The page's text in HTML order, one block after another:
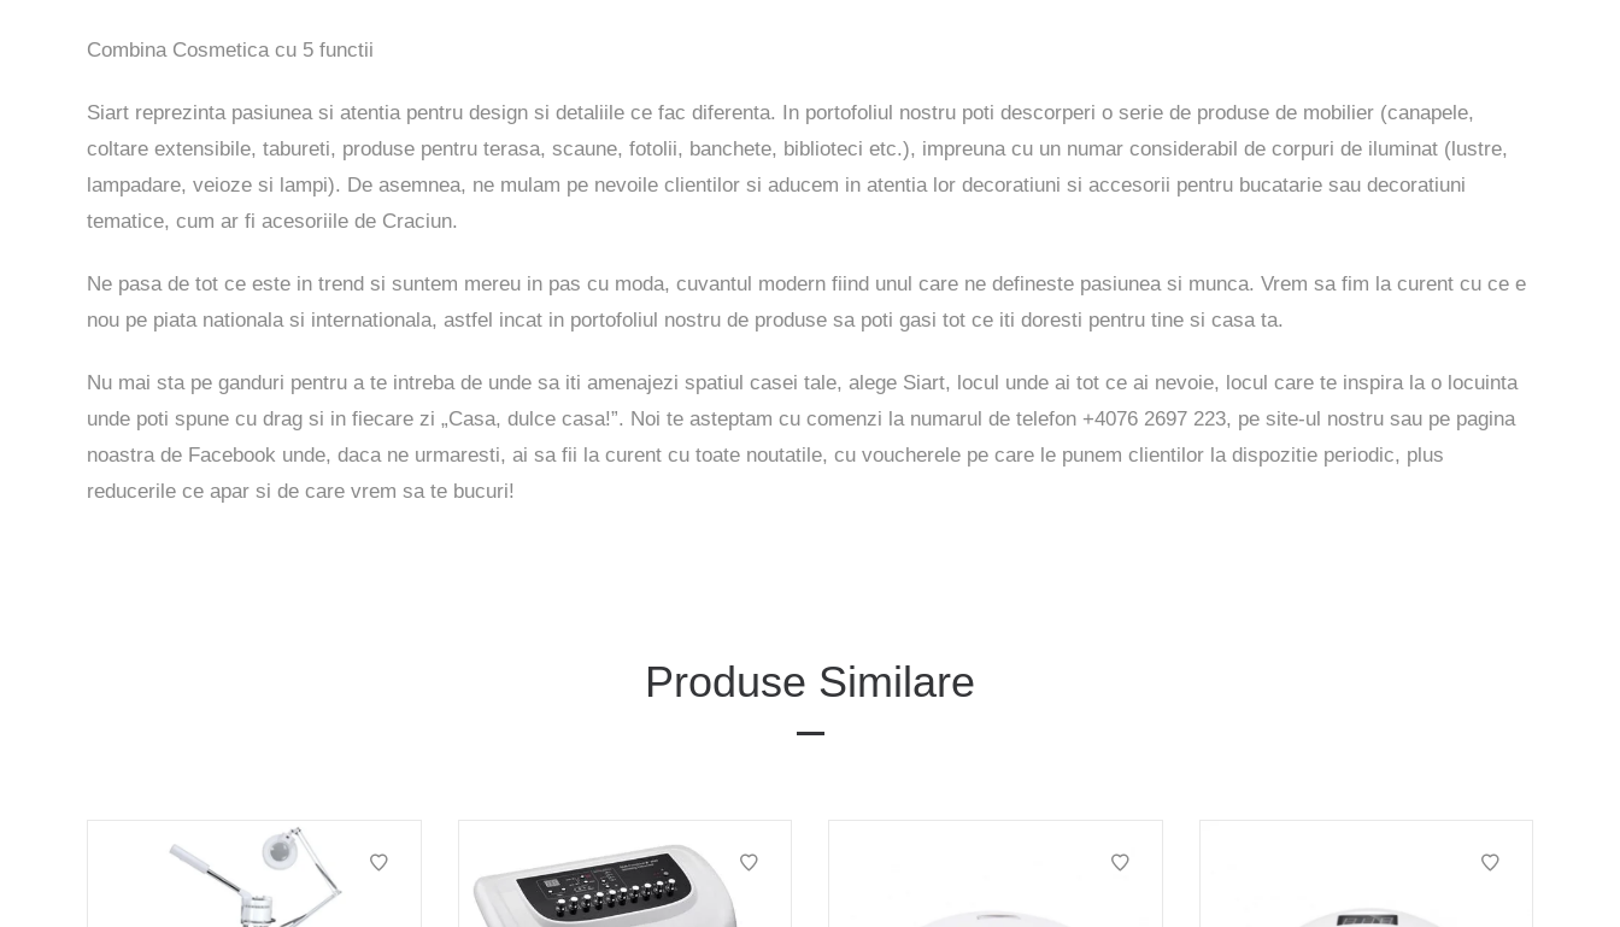
Combina Cosmetica cu 5 functii
Siart reprezinta pasiunea si atentia pentru design si detaliile ce fac diferenta. In portofoliul nostru poti descorperi o serie de produse de mobilier (canapele,
coltare extensibile, tabureti, produse pentru terasa, scaune, fotolii, banchete, biblioteci etc.), impreuna cu un numar considerabil de corpuri de iluminat (lustre,
lampadare, veioze si lampi). De asemnea, ne mulam pe nevoile clientilor si aducem in atentia lor decoratiuni si accesorii pentru bucatarie sau decoratiuni
tematice, cum ar fi acesoriile de Craciun.
Ne pasa de tot ce este in trend si suntem mereu in pas cu moda, cuvantul modern fiind unul care ne defineste pasiunea si munca. Vrem sa fim la curent cu ce e
nou pe piata nationala si internationala, astfel incat in portofoliul nostru de produse sa poti gasi tot ce iti doresti pentru tine si casa ta.
Nu mai sta pe ganduri pentru a te intreba de unde sa iti amenajezi spatiul casei tale, alege Siart, locul unde ai tot ce ai nevoie, locul care te inspira la o locuinta
unde poti spune cu drag si in fiecare zi „Casa, dulce casa!”. Noi te asteptam cu comenzi la numarul de telefon +4076 2697 223, pe site-ul nostru sau pe pagina
noastra de Facebook unde, daca ne urmaresti, ai sa fii la curent cu toate noutatile, cu voucherele pe care le punem clientilor la dispozitie periodic, plus
reducerile ce apar si de care vrem sa te bucuri!
Produse Similare